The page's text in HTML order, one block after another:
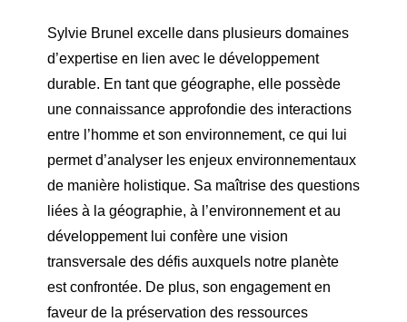
Sylvie Brunel excelle dans plusieurs domaines
d’expertise en lien avec le développement
durable. En tant que géographe, elle possède
une connaissance approfondie des interactions
entre l’homme et son environnement, ce qui lui
permet d’analyser les enjeux environnementaux
de manière holistique. Sa maîtrise des questions
liées à la géographie, à l’environnement et au
développement lui confère une vision
transversale des défis auxquels notre planète
est confrontée. De plus, son engagement en
faveur de la préservation des ressources